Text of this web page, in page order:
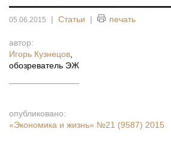
05.06.2015 | Статьи | печать
автор:
Игорь Кузнецов
обозреватель ЭЖ
опубликовано:
«Экономика и жизнь» №21 (9587) 2015